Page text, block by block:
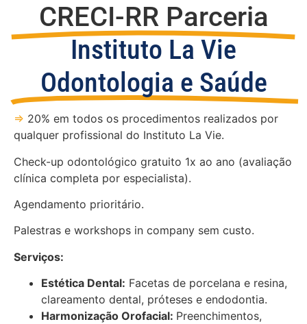
CRECI-RR Parceria
Instituto La Vie
Odontologia e Saúde
⇒ 20% em todos os procedimentos realizados por
qualquer profissional do Instituto La Vie.
Check-up odontológico gratuito 1x ao ano (avaliação
clínica completa por especialista).
Agendamento prioritário.
Palestras e workshops in company sem custo.
Serviços:
Estética Dental: Facetas de porcelana e resina,
clareamento dental, próteses e endodontia.
Harmonização Orofacial: Preenchimentos,